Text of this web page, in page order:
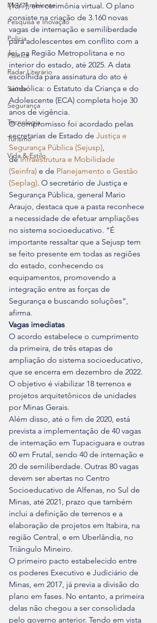
Meio Ambiente
Pesquisa e Inovação
Polícia
Política
Radar Literário
Saúde
Segurança
Tecnologia
Turismo
Vida & Estilo
(13/7), em cerimônia virtual. O plano
consiste na criação de 3.160 novas
vagas de internação e semiliberdade
para adolescentes em conflito com a
lei, na Região Metropolitana e no
interior do estado, até 2025. A data
escolhida para assinatura do ato é
simbólica: o Estatuto da Criança e do
Adolescente (ECA) completa hoje 30
anos de vigência.
O compromisso foi acordado pelas
secretarias de Estado de Justiça e
Segurança Pública (Sejusp),
de Infraestrutura e Mobilidade
(Seinfra) e de Planejamento e Gestão
(Seplag). O secretário de Justiça e
Segurança Pública, general Mario
Araujo, destaca que a pasta reconhece
a necessidade de efetuar ampliações
no sistema socioeducativo. “É
importante ressaltar que a Sejusp tem
se feito presente em todas as regiões
do estado, conhecendo os
equipamentos, promovendo a
integração entre as forças de
Segurança e buscando soluções”,
afirma.
Vagas imediatas
O acordo estabelece o cumprimento
da primeira, de três etapas de
ampliação do sistema socioeducativo,
que se encerra em dezembro de 2022.
O objetivo é viabilizar 18 terrenos e
projetos arquitetônicos de unidades
por Minas Gerais.
Além disso, até o fim de 2020, está
prevista a implementação de 40 vagas
de internação em Tupaciguara e outras
60 em Frutal, sendo 40 de internação e
20 de semiliberdade. Outras 80 vagas
devem ser abertas no Centro
Socioeducativo de Alfenas, no Sul de
Minas, até 2021, prazo que também
inclui a definição de terrenos e a
elaboração de projetos em Itabira, na
região Central, e em Uberlândia, no
Triângulo Mineiro.
O primeiro pacto estabelecido entre
os poderes Executivo e Judiciário de
Minas, em 2017, já previa a divisão do
plano em fases. No entanto, a primeira
delas não chegou a ser consolidada
pelo governo anterior. Tendo em vista